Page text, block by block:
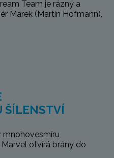
Team je rázný a
Marek (Martin Hofmann),
ŠÍLENSTVÍ
mnohovesmíru
otvírá brány do